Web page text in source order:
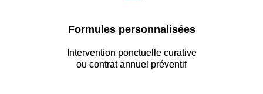
Formules personnalisées
Intervention ponctuelle curative
ou contrat annuel préventif